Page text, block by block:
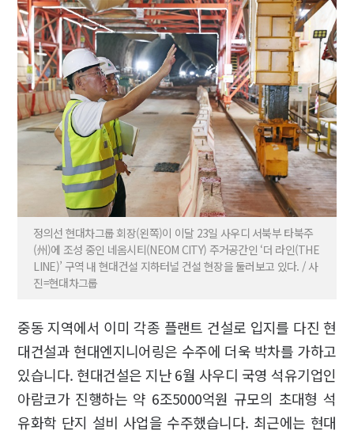
정의선 현대차그룹 회장(왼쪽)이 이달 23일 사우디 서북부 타북주
(州)에 조성 중인 네옴시티(NEOM CITY) 주거공간인 ‘더 라인(THE
LINE)’ 구역 내 현대건설 지하터널 건설 현장을 둘러보고 있다. / 사
진=현대차그룹
중동 지역에서 이미 각종 플랜트 건설로 입지를 다진 현
대건설과 현대엔지니어링은 수주에 더욱 박차를 가하고
있습니다. 현대건설은 지난 6월 사우디 국영 석유기업인
아람코가 진행하는 약 6조5000억원 규모의 초대형 석
유화학 단지 설비 사업을 수주했습니다. 최근에는 현대